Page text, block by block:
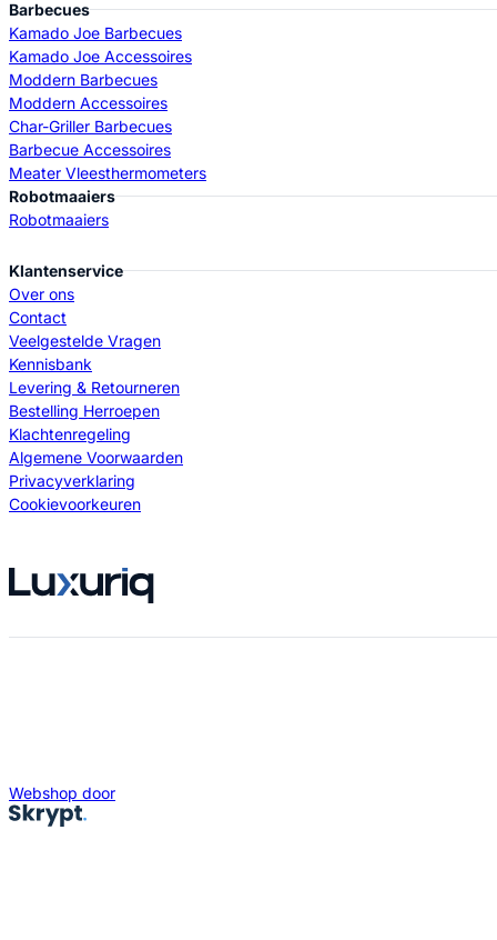
Barbecues
Kamado Joe Barbecues
Kamado Joe Accessoires
Moddern Barbecues
Moddern Accessoires
Char-Griller Barbecues
Barbecue Accessoires
Meater Vleesthermometers
Robotmaaiers
Robotmaaiers
Klantenservice
Over ons
Contact
Veelgestelde Vragen
Kennisbank
Levering & Retourneren
Bestelling Herroepen
Klachtenregeling
Algemene Voorwaarden
Privacyverklaring
Cookievoorkeuren
Webshop door